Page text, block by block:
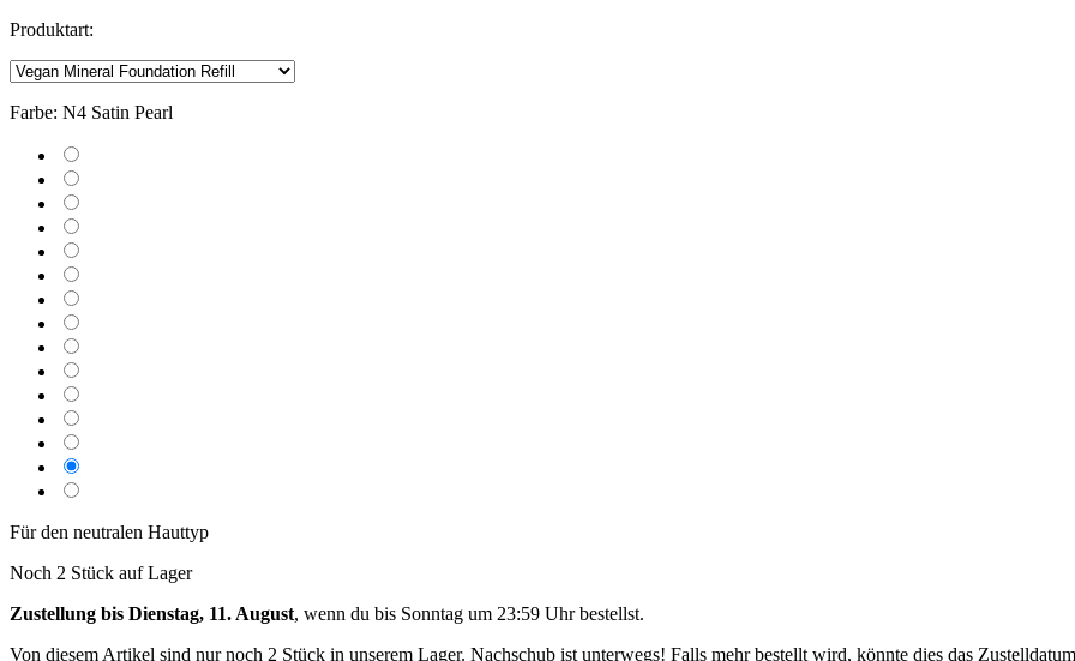
Produktart:
Farbe: N4 Satin Pearl
Für den neutralen Hauttyp
Noch 2 Stück auf Lager
Zustellung bis Dienstag, 11. August, wenn du bis Sonntag um 23:59 Uhrbestellst.
Von diesem Artikel sind nur noch 2 Stück in unserem Lager. Nachschub ist unterwegs! Falls mehr bestellt wird, könnte dies das